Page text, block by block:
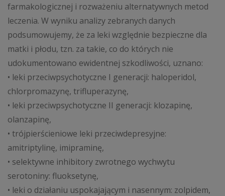
farmakologicznej i rozważeniu alternatywnych metod
leczenia. W wyniku analizy zebranych danych
podsumowujemy, że za leki względnie bezpieczne dla
matki i płodu, tzn. za takie, co do których nie
udokumentowano ewidentnej szkodliwości, uznano:
• leki przeciwpsychotyczne I generacji: haloperidol,
chlorpromazynę, trifluperazynę,
• leki przeciwpsychotyczne II generacji: klozapinę,
olanzapinę,
• trójpierścieniowe leki przeciwdepresyjne:
amitriptylinę, imipraminę,
• selektywne inhibitory zwrotnego wychwytu
serotoniny: fluoksetynę,
• leki o działaniu uspokajającym i nasennym: zolpidem,